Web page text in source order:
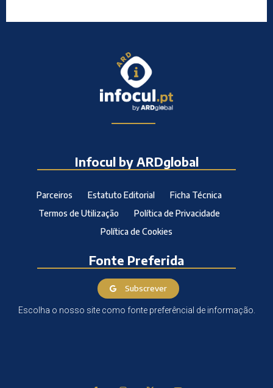
Infocul by ARDglobal
Parceiros Estatuto Editorial
Ficha Técnica
Termos de Utilização
Política de Privacidade
Política de Cookies
Fonte Preferida
Subscrever
Escolha o nosso site como fonte preferêncial de informação.